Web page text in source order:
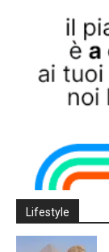
Lifestyle